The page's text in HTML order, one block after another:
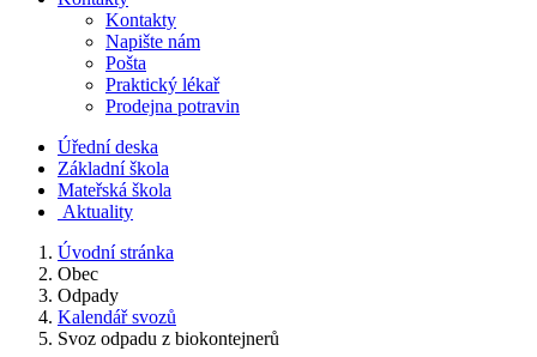
Kontakty
Napište nám
Pošta
Praktický lékař
Prodejna potravin
Úřední deska
Základní škola
Mateřská škola
Aktuality
Úvodní stránka
Obec
Odpady
Kalendář svozů
Svoz odpadu z biokontejnerů